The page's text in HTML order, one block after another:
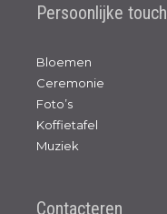
Persoonlijke touch
Bloemen
Ceremonie
Foto’s
Koffietafel
Muziek
Contacteren